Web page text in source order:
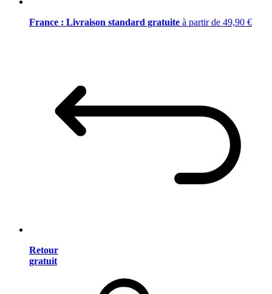
France : Livraison standard gratuite à partir de 49,90 €
Retour
gratuit